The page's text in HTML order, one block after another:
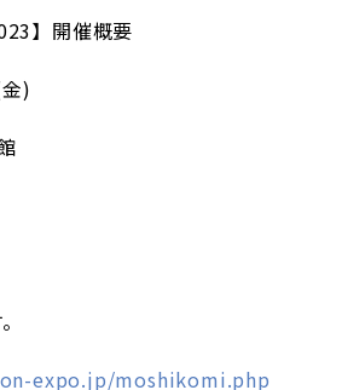
】開催概要
)
expo.jp/moshikomi.php